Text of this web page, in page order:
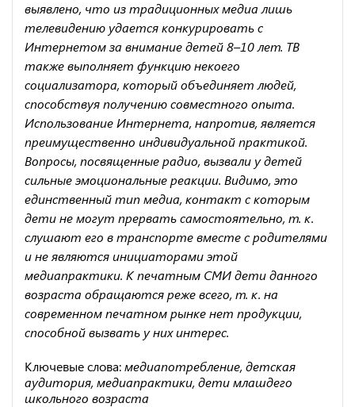
выявлено, что из традиционных медиа лишь
телевидению удается конкурировать с
Интернетом за внимание детей 8–10 лет. ТВ
также выполняет функцию некоего
социализатора, который объединяет людей,
способствуя получению совместного опыта.
Использование Интернета, напротив, является
преимущественно индивидуальной практикой.
Вопросы, посвященные радио, вызвали у детей
сильные эмоциональные реакции. Видимо, это
единственный тип медиа, контакт с которым
дети не могут прервать самостоятельно, т. к.
слушают его в транспорте вместе с родителями
и не являются инициаторами этой
медиапрактики. К печатным СМИ дети данного
возраста обращаются реже всего, т. к. на
современном печатном рынке нет продукции,
способной вызвать у них интерес.
Ключевые слова:медиапотребление, детская
аудитория, медиапрактики, дети млашдего
школьного возраста